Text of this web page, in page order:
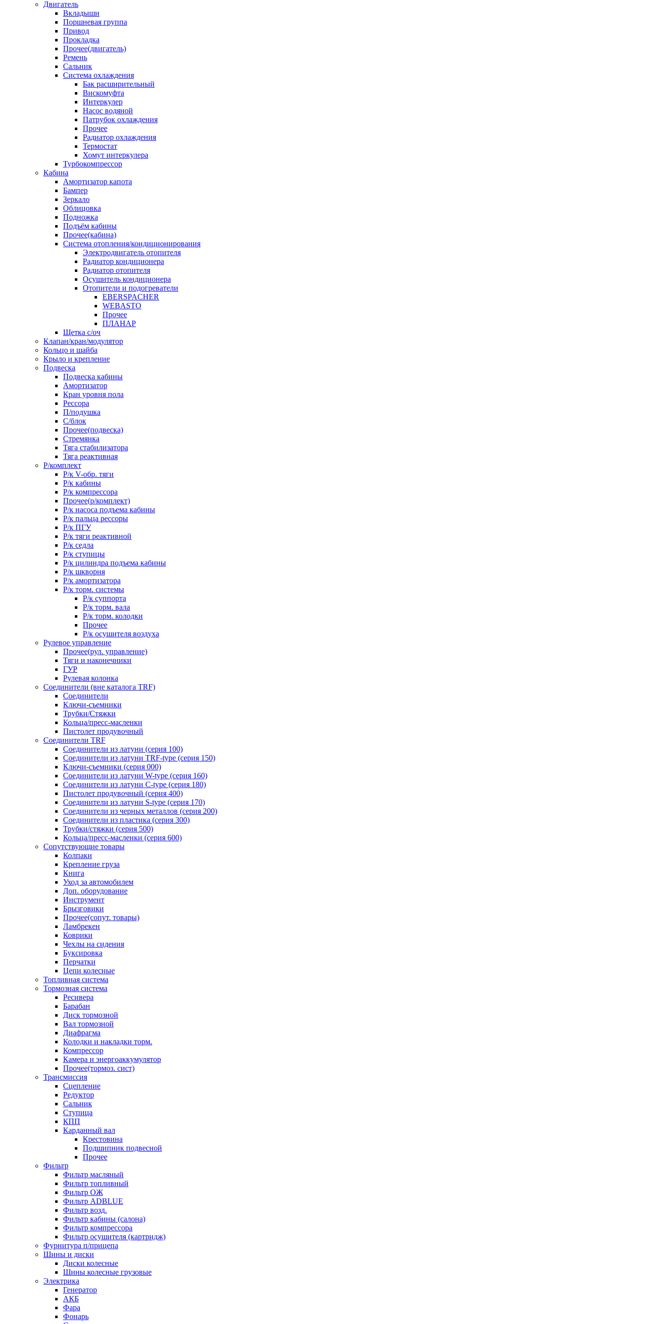
Двигатель
Вкладыши
Поршневая группа
Привод
Прокладка
Прочее(двигатель)
Ремень
Сальник
Система охлаждения
Бак расширительный
Вискомуфта
Интеркулер
Насос водяной
Патрубок охлаждения
Прочее
Радиатор охлаждения
Термостат
Хомут интеркулера
Турбокомпрессор
Кабина
Амортизатор капота
Бампер
Зеркало
Облицовка
Подножка
Подъём кабины
Прочее(кабина)
Система отопления/кондиционирования
Электродвигатель отопителя
Радиатор кондиционера
Радиатор отопителя
Осушитель кондиционера
Отопители и подогреватели
EBERSPACHER
WEBASTO
Прочее
ПЛАНАР
Щетка с/оч
Клапан/кран/модулятор
Кольцо и шайба
Крыло и крепление
Подвеска
Подвеска кабины
Амортизатор
Кран уровня пола
Рессора
П/подушка
С/блок
Прочее(подвеска)
Стремянка
Тяга стабилизатора
Тяга реактивная
Р/комплект
Р/к V-обр. тяги
Р/к кабины
Р/к компрессора
Прочее(р/комплект)
Р/к насоса подъема кабины
Р/к пальца рессоры
Р/к ПГУ
Р/к тяги реактивной
Р/к седла
Р/к ступицы
Р/к цилиндра подъема кабины
Р/к шкворня
Р/к амортизатора
Р/к торм. системы
Р/к суппорта
Р/к торм. вала
Р/к торм. колодки
Прочее
Р/к осушителя воздуха
Рулевое управление
Прочее(рул. управление)
Тяги и наконечники
ГУР
Рулевая колонка
Соединители (вне каталога TRF)
Соединители
Ключи-cъемники
Трубки/Стяжки
Кольца/пресс-масленки
Пистолет продувочный
Соединители TRF
Соединители из латуни (серия 100)
Соединители из латуни TRF-type (серия 150)
Ключи-съемники (серия 000)
Соединители из латуни W-type (серия 160)
Соединители из латуни С-type (серия 180)
Пистолет продувочный (серия 400)
Соединители из латуни S-type (серия 170)
Соединители из черных металлов (серия 200)
Соединители из пластика (серия 300)
Трубки/стяжки (серия 500)
Кольца/пресс-масленки (серия 600)
Сопутствующие товары
Колпаки
Крепление груза
Книга
Уход за автомобилем
Доп. оборудование
Инструмент
Брызговики
Прочее(сопут. товары)
Ламбрекен
Коврики
Чехлы на сидения
Буксировка
Перчатки
Цепи колесные
Топливная система
Тормозная система
Ресивера
Барабан
Диск тормозной
Вал тормозной
Диафрагма
Колодки и накладки торм.
Компрессор
Камера и энергоаккумулятор
Прочее(тормоз. сист)
Трансмиссия
Сцепление
Редуктор
Сальник
Ступица
КПП
Карданный вал
Крестовина
Подшипник подвесной
Прочее
Фильтр
Фильтр масляный
Фильтр топливный
Фильтр ОЖ
Фильтр ADBLUE
Фильтр возд.
Фильтр кабины (салона)
Фильтр компрессора
Фильтр осушителя (картридж)
Фурнитура п/прицепа
Шины и диски
Диски колесные
Шины колесные грузовые
Электрика
Генератор
АКБ
Фара
Фонарь